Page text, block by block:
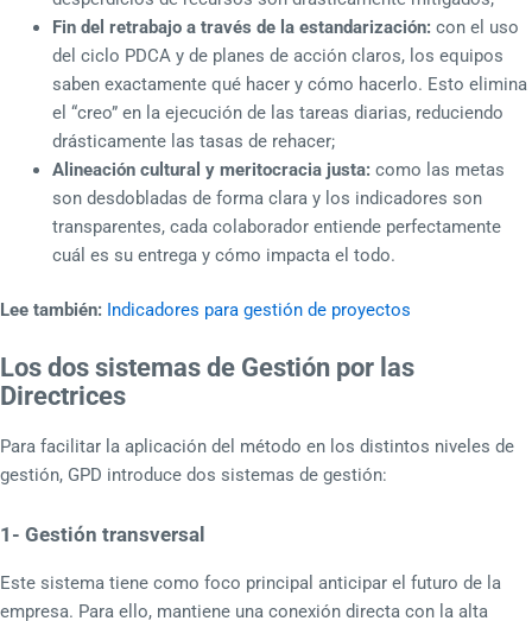
Fin del retrabajo a través de la estandarización:con el uso
del ciclo PDCA y de planes de acción claros, los equipos
saben exactamente qué hacer y cómo hacerlo. Esto elimina
el “creo” en la ejecución de las tareas diarias, reduciendo
drásticamente las tasas de rehacer;
Alineación cultural y meritocracia justa:como las metas
son desdobladas de forma clara y los indicadores son
transparentes, cada colaborador entiende perfectamente
cuál es su entrega y cómo impacta el todo.
Lee también: Indicadores para gestión de proyectos
Los dos sistemas de Gestión por las
Directrices
Para facilitar la aplicación del método en los distintos niveles de
gestión, GPD introduce dos sistemas de gestión:
1- Gestión transversal
Este sistema tiene como foco principal anticipar el futuro de la
empresa. Para ello, mantiene una conexión directa con la alta